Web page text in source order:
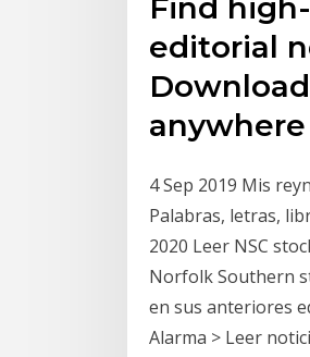
Find
editorial
anywhere
4 Sep 2019 Mis
Palabras, letras,
2020 Leer NSC
Norfolk Southern
en sus anteriores
Alarma > Leer